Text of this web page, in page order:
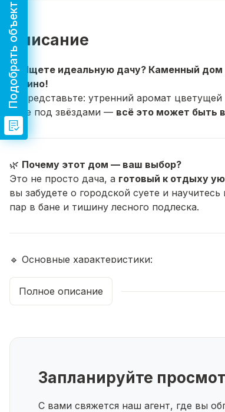
Описание
🏡
Ищете идеальную дачу? Каменный
Иглино!
✨ Представьте: утренний аромат
бане под звёздами — всё это может быть
🌿 Почему этот дом — ваш выбор?
Это не просто дача, а готовый к отдыху
вы забудете о городской суете и
пар в бане и тишину лесного подлеска.
🔹 Основные характеристики:
Участок:9 соток —
Этажность:2 этажа — рациональное
Уютная планировка для отдыха:
Полное описание
Запланируйте
С вами свяжется наш агент, где вы
Подобрать объект